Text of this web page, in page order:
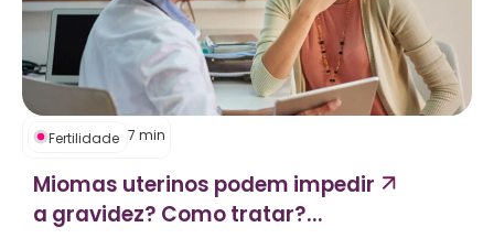
Fertilidade 7 min
Miomas uterinos podem impedir
a gravidez? Como tratar?...